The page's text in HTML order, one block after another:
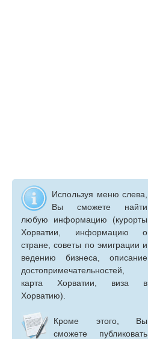
Используя меню слева,
Вы сможете найти
любую информацию (курорты
Хорватии, информацию о
стране, советы по эмиграции и
ведению бизнеса, описание
достопримечательностей,
карта Хорватии, виза в
Хорватию).
Кроме этого, Вы
сможете публиковать